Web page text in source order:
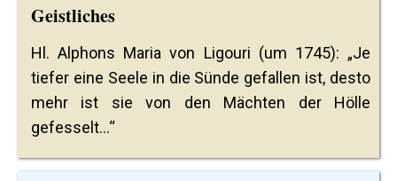
Geistliches
Hl. Alphons Maria von Ligouri (um 1745): „Je
tiefer eine Seele in die Sünde gefallen ist, desto
mehr ist sie von den Mächten der Hölle
gefesselt...“